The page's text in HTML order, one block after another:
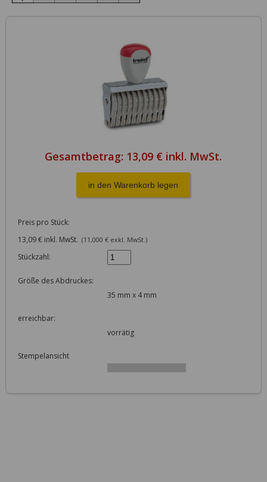
Gesamtbetrag: 13,09 € inkl. MwSt.
Preis pro Stück:
13,09 € inkl. MwSt. (11,000 € exkl. MwSt.)
Stückzahl:
Größe des Abdruckes:
35 mm x 4 mm
erreichbar:
vorrätig
Stempelansicht